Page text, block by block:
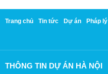
Trang chủ Tin tức Dự án Pháp lý
THÔNG TIN DỰ ÁN HÀ NỘI